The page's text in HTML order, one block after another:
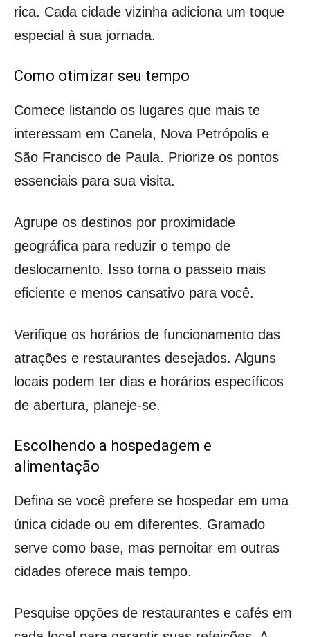
rica. Cada cidade vizinha adiciona um toque
especial à sua jornada.
Como otimizar seu tempo
Comece listando os lugares que mais te
interessam em Canela, Nova Petrópolis e
São Francisco de Paula. Priorize os pontos
essenciais para sua visita.
Agrupe os destinos por proximidade
geográfica para reduzir o tempo de
deslocamento. Isso torna o passeio mais
eficiente e menos cansativo para você.
Verifique os horários de funcionamento das
atrações e restaurantes desejados. Alguns
locais podem ter dias e horários específicos
de abertura, planeje-se.
Escolhendo a hospedagem e
alimentação
Defina se você prefere se hospedar em uma
única cidade ou em diferentes. Gramado
serve como base, mas pernoitar em outras
cidades oferece mais tempo.
Pesquise opções de restaurantes e cafés em